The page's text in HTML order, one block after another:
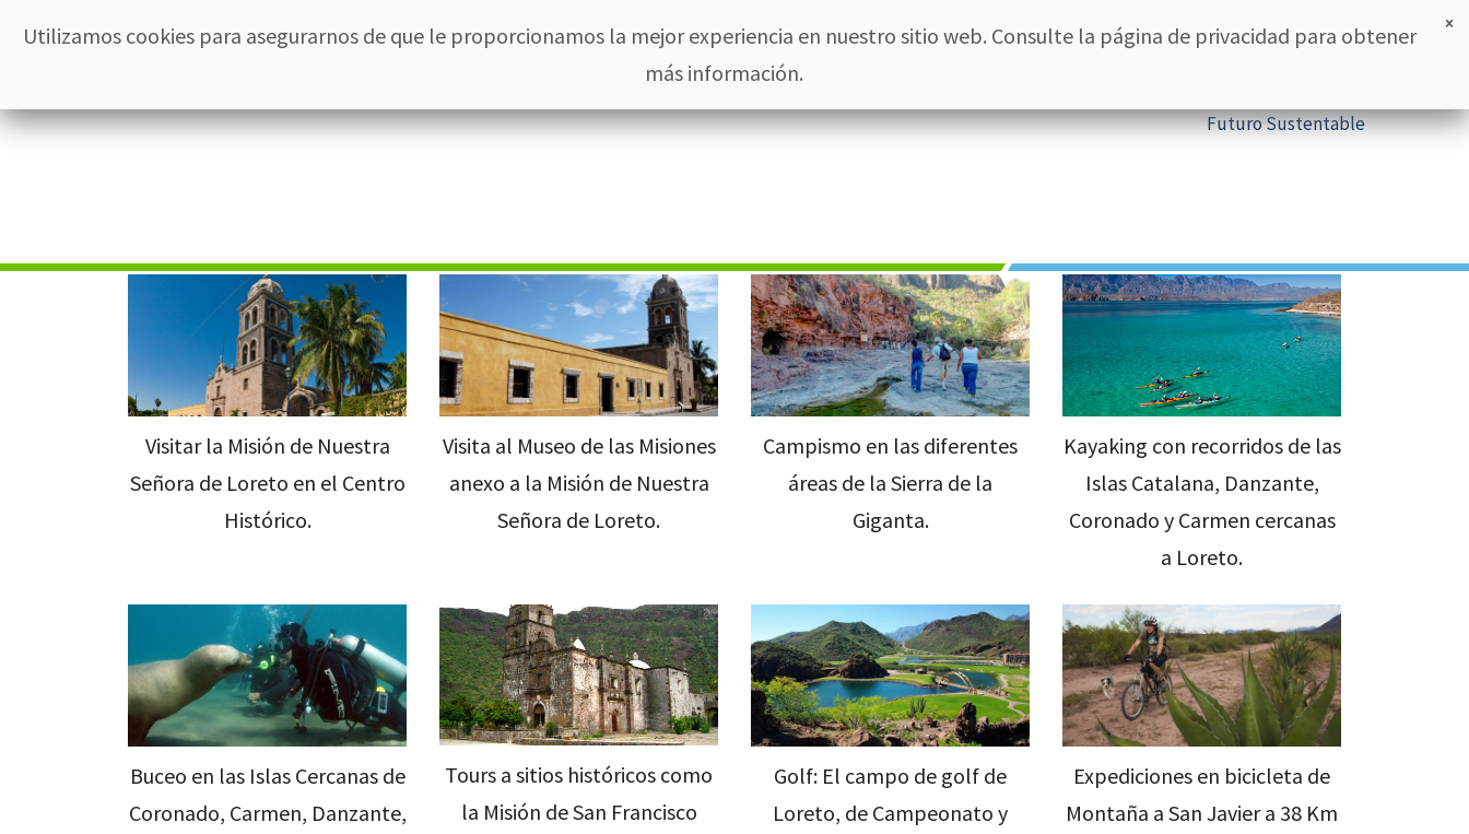
×
Utilizamos cookies para asegurarnos de que le proporcionamos la mejor experiencia en nuestro sitio web. Consulte la página de privacidad para obtener
más información.
Habitaciones Eventos Oasis
Futuro Sustentable
Visitar la Misión de Nuestra
Señora de Loreto en el Centro
Histórico.
Visita al Museo de las Misiones
anexo a la Misión de Nuestra
Señora de Loreto.
Campismo en las diferentes
áreas de la Sierra de la
Giganta.
Kayaking con recorridos de las
Islas Catalana, Danzante,
Coronado y Carmen cercanas
a Loreto.
Buceo en las Islas Cercanas de
Coronado, Carmen, Danzante,
Tours a sitios históricos como
la Misión de San Francisco
Golf: El campo de golf de
Loreto, de Campeonato y
Expediciones en bicicleta de
Montaña a San Javier a 38 Km